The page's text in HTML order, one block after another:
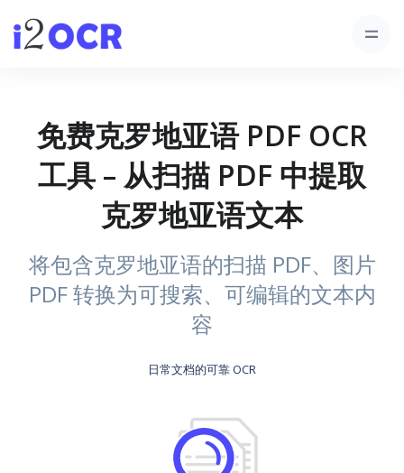
免费克罗地亚语 PDF OCR
工具 – 从扫描 PDF 中提取
克罗地亚语文本
将包含克罗地亚语的扫描 PDF、图片
PDF 转换为可搜索、可编辑的文本内
容
日常文档的可靠 OCR